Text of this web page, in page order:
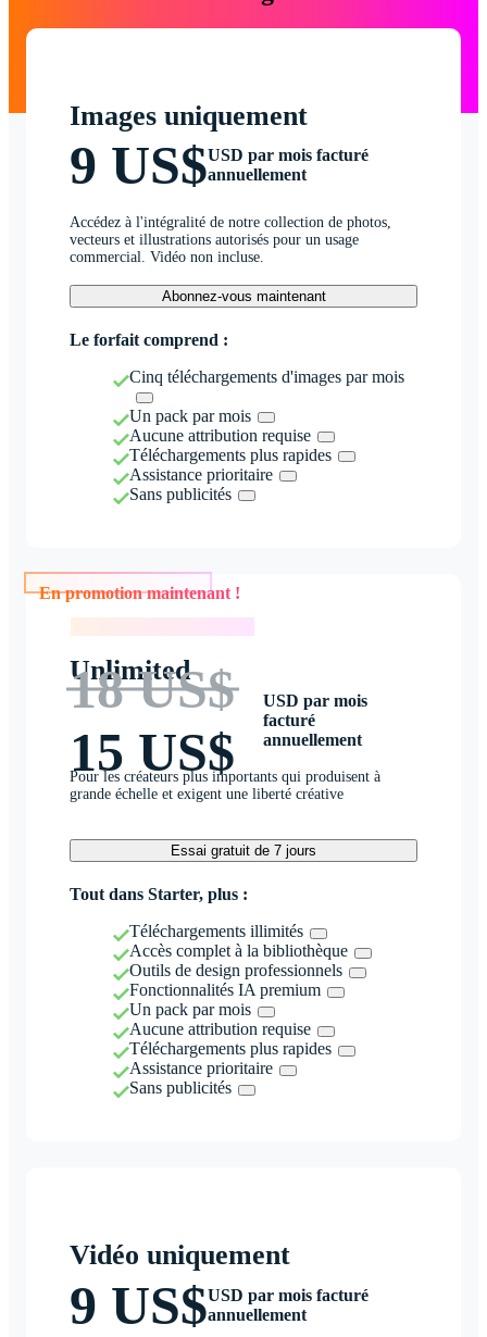
Images uniquement
9 US$USD par mois facturé
annuellement
Accédez à l'intégralité de notre collection de photos,
vecteurs et illustrations autorisés pour un usage
commercial. Vidéo non incluse.
Abonnez-vous maintenant
Le forfait comprend :
Cinq téléchargements d'images par mois
Un pack par mois
Aucune attribution requise
Téléchargements plus rapides
Assistance prioritaire
Sans publicités
En promotion maintenant !
Unlimited
18 US$
15 US$
USD par mois
facturé
annuellement
Pour les créateurs plus importants qui produisent à
grande échelle et exigent une liberté créative
Essai gratuit de 7 jours
Tout dans Starter, plus :
Téléchargements illimités
Accès complet à la bibliothèque
Outils de design professionnels
Fonctionnalités IA premium
Un pack par mois
Aucune attribution requise
Téléchargements plus rapides
Assistance prioritaire
Sans publicités
Vidéo uniquement
9 US$USD par mois facturé
annuellement